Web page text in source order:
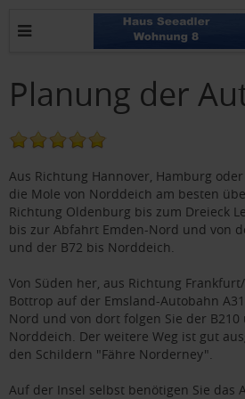
Planung der
Aus Richtung Hannover, Hamburg
die Mole von Norddeich am besten
Richtung Oldenburg bis zum Dreieck
bis zur Abfahrt Emden-Nord und von
und der B72 bis Norddeich.
Von Süden her, aus Richtung
Bottrop auf der Emsland-Autobahn
Nord und von dort folgen Sie der B210
Norddeich. Der weitere Weg ist gut
den Schildern "Fähre Norderney".
Auf der Insel selbst benötigen Sie das